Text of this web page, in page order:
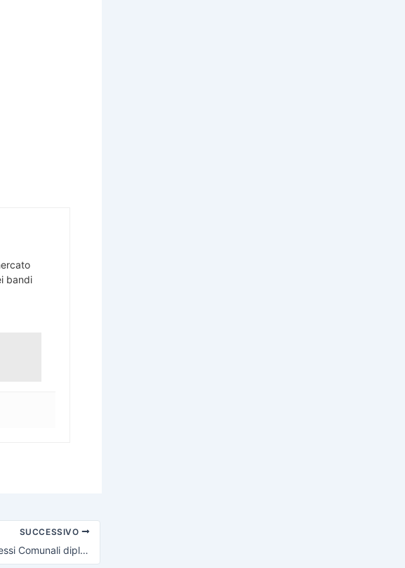
bandi
SUCCESSIVO
È uscito il Concorso per Messi Comunali diplomati a tempo indeterminato, via alle domande